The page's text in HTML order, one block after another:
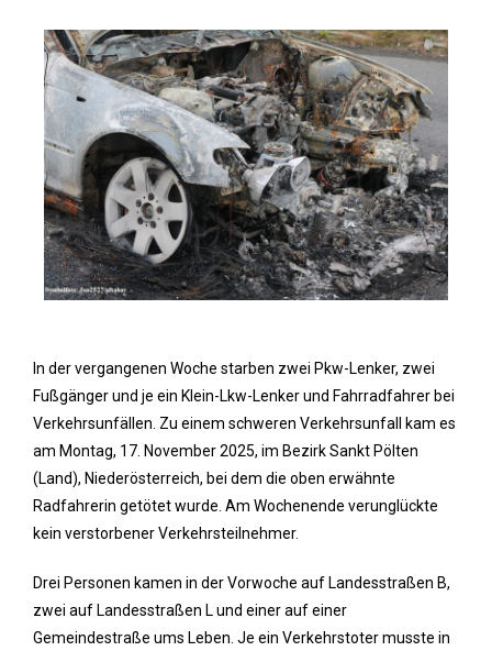
In der vergangenen Woche starben zwei Pkw-Lenker, zwei
Fußgänger und je ein Klein-Lkw-Lenker und Fahrradfahrer bei
Verkehrsunfällen. Zu einem schweren Verkehrsunfall kam es
am Montag, 17. November 2025, im Bezirk Sankt Pölten
(Land), Niederösterreich, bei dem die oben erwähnte
Radfahrerin getötet wurde. Am Wochenende verunglückte
kein verstorbener Verkehrsteilnehmer.
Drei Personen kamen in der Vorwoche auf Landesstraßen B,
zwei auf Landesstraßen L und einer auf einer
Gemeindestraße ums Leben. Je ein Verkehrstoter musste in